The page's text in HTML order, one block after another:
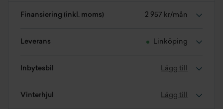
Finansiering (inkl. moms) 2 957 kr/mån
Leverans Linköping
Inbytesbil Lägg till
Vinterhjul Lägg till